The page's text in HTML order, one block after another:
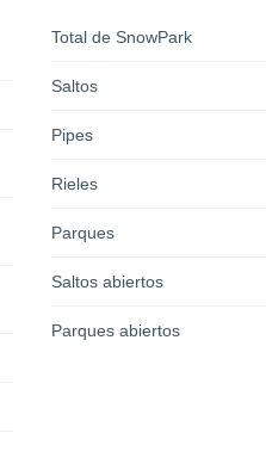
Total de SnowPark
Saltos
Pipes
Rieles
Parques
Saltos abiertos
Parques abiertos